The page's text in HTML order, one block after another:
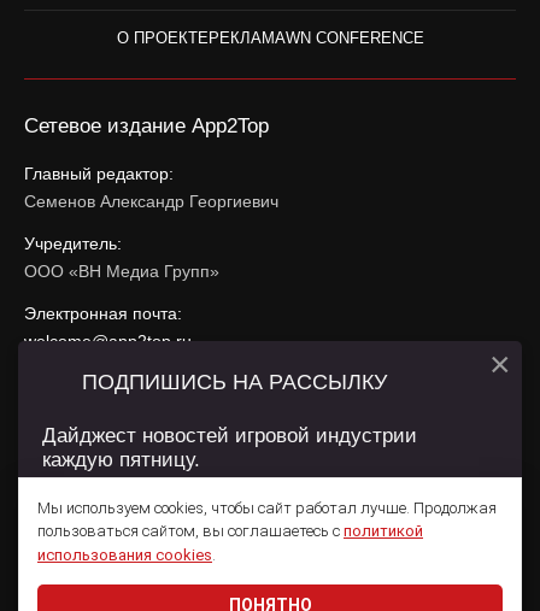
О ПРОЕКТЕРЕКЛАМАWN CONFERENCE
Сетевое издание App2Top
Главный редактор:
Семенов Александр Георгиевич
Учредитель:
ООО «ВН Медиа Групп»
Электронная почта:
welcome@app2top.ru
При использовании материалов активная ссылка на
Сайт использует IP адреса, cookie, данные геолокации
использования содержатся вПолитике конфиденциальностии
Пользовательском соглашении .
Мы используем cookies, чтобы сайт работал лучше. Продолжая
пользоваться сайтом, вы соглашаетесь с политикой
использования cookies.
ПОНЯТНО
ПОДПИШИСЬ НА РАССЫЛКУ
Дайджест новостей игровой индустрии
каждую пятницу.
×